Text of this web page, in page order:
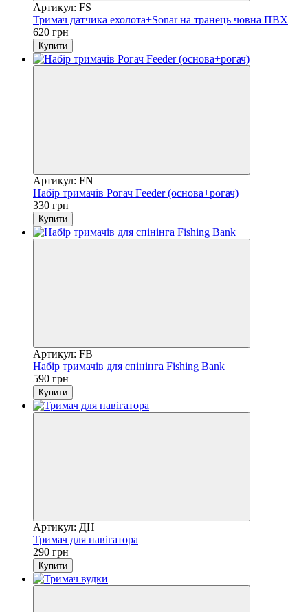
Артикул: FS
Тримач датчика ехолота+Sonar на транець човна ПВХ
620 грн
Купити
Артикул: FN
Набір тримачів Рогач Feeder (основа+рогач)
330 грн
Купити
Артикул: FB
Набір тримачів для спінінга Fishing Bank
590 грн
Купити
Артикул: ДН
Тримач для навігатора
290 грн
Купити